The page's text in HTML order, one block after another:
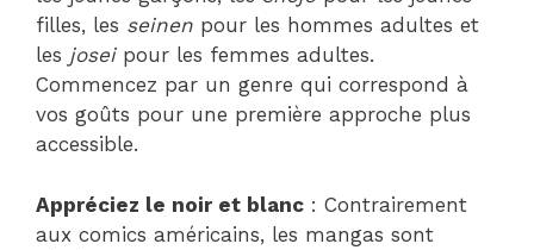
filles, les seinen pour les hommes adultes et
les joseipour les femmes adultes.
Commencez par un genre qui correspond à
vos goûts pour une première approche plus
accessible.
Appréciez le noir et blanc : Contrairement
aux comics américains, les mangas sont